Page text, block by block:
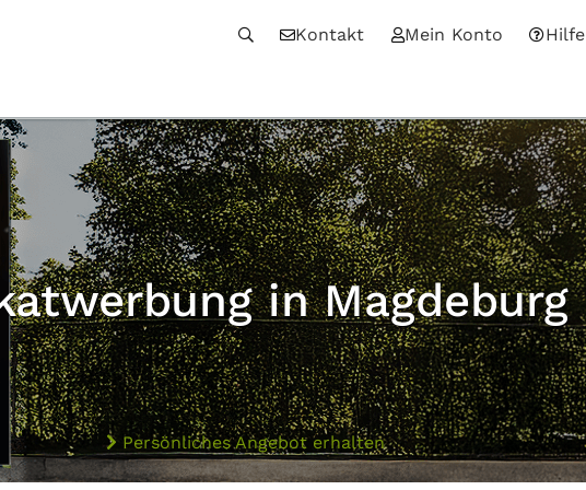
Kontakt Mein Konto Hilfe
in Magdeburg
Persönliches Angebot erhalten